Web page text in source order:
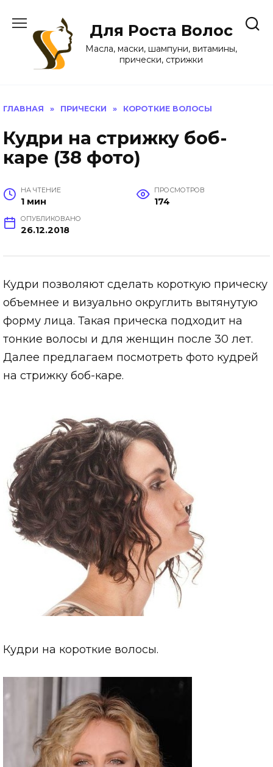
содержанию
Для Роста Волос
Масла, маски, шампуни, витамины,
прически, стрижки
ГЛАВНАЯ » ПРИЧЕСКИ » КОРОТКИЕ ВОЛОСЫ
Кудри на стрижку боб-
каре (38 фото)
НА ЧТЕНИЕ
1 мин
ПРОСМОТРОВ
174
ОПУБЛИКОВАНО
26.12.2018
Кудри позволяют сделать короткую прическу
объемнее и визуально округлить вытянутую
форму лица. Такая прическа подходит на
тонкие волосы и для женщин после 30 лет.
Далее предлагаем посмотреть фото кудрей
на стрижку боб-каре.
Кудри на короткие волосы.